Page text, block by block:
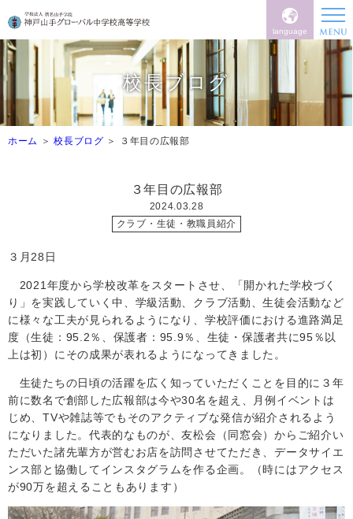
language
校長ブログ
ホーム 校長ブログ ３年目の広報部
３年目の広報部
2024.03.28
クラブ・生徒・教職員紹介
３月28 日
2021年度から学校改革をスタートさせ、「開かれた学校づく
り」を実践していく中、学級活動、クラブ活動、生徒会活動など
に様々な工夫が見られるようになり、学校評価における進路満足
度（生徒： 95.2％、保護者： 95.9％、生徒・保護者共に95％以
上は初）にその成果が表れるようになってきました。
生徒たちの日頃の活躍を広く知っていただくことを目的に３年
前に数名で創部した広報部は今や30名を超え、月例イベントは
じめ、TVや雑誌等でもそのアクティブな発信が紹介されるよう
になりました。代表的なものが、友松会（同窓会）からご紹介い
ただいた諸先輩方が営むお店を訪問させてただき、データサイエ
ンス部と協働してインスタグラムを作る企画。（時にはアクセス
が90万を超えることもあります）